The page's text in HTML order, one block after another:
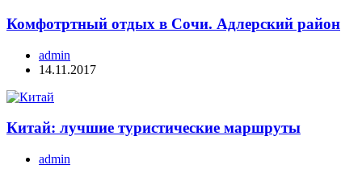
Комфотртный отдых в Сочи. Адлерский район
admin
14.11.2017
Китай: лучшие туристические маршруты
admin